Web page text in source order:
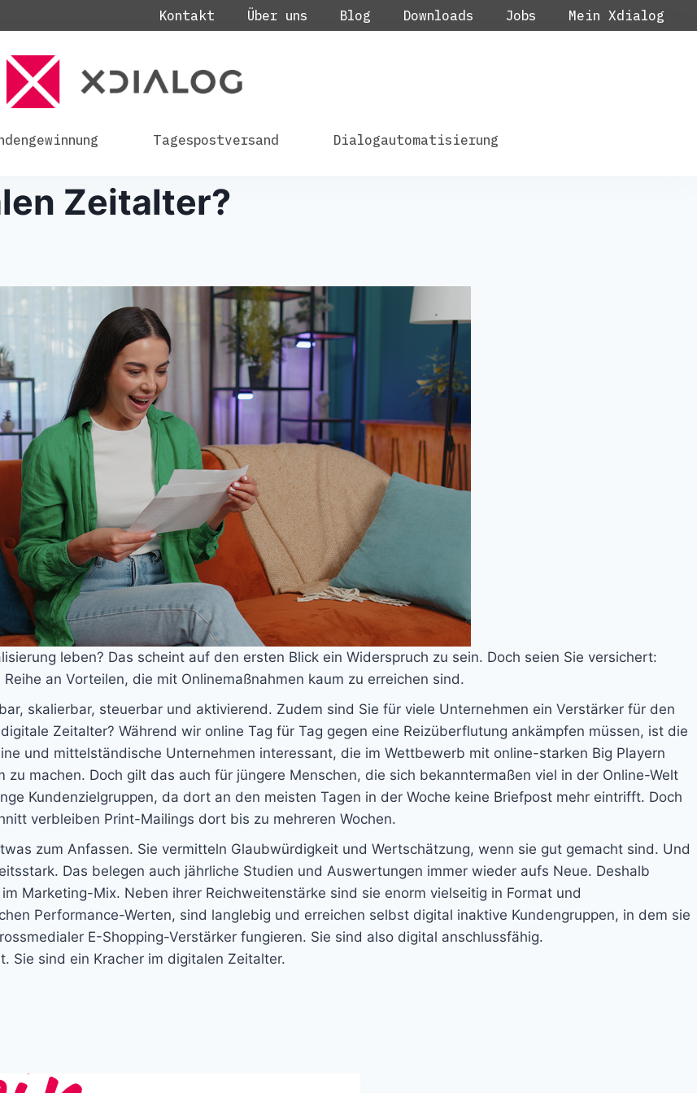
Kontakt Über uns Blog Downloads Jobs Mein Xdialog
Tagespostversand Dialogautomatisierung
Zeitalter?
leben? Das scheint auf den ersten Blick ein Widerspruch zu sein. Doch seien Sie versichert:
an Vorteilen, die mit Onlinemaßnahmen kaum zu erreichen sind.
skalierbar, steuerbar und aktivierend. Zudem sind Sie für viele Unternehmen ein Verstärker für den
Zeitalter? Während wir online Tag für Tag gegen eine Reizüberflutung ankämpfen müssen, ist die
und mittelständische Unternehmen interessant, die im Wettbewerb mit online-starken Big Playern
machen. Doch gilt das auch für jüngere Menschen, die sich bekanntermaßen viel in der Online-Welt
Kundenzielgruppen, da dort an den meisten Tagen in der Woche keine Briefpost mehr eintrifft. Doch
verbleiben Print-Mailings dort bis zu mehreren Wochen.
zum Anfassen. Sie vermitteln Glaubwürdigkeit und Wertschätzung, wenn sie gut gemacht sind. Und
Das belegen auch jährliche Studien und Auswertungen immer wieder aufs Neue. Deshalb
Marketing-Mix. Neben ihrer Reichweitenstärke sind sie enorm vielseitig in Format und
Performance-Werten, sind langlebig und erreichen selbst digital inaktive Kundengruppen, in dem sie
E-Shopping-Verstärker fungieren. Sie sind also digital anschlussfähig.
Sie sind ein Kracher im digitalen Zeitalter.